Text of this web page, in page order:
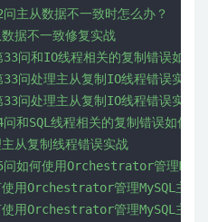
从数据不一致时怎么办？
据不一致修复实战
问和IO线程相关的复制错误如何
问处理主从复制IO线程错误实战
问处理主从复制IO线程错误实战
SQL线程相关的复制错误如何处
从复制线程错误实战
如何使用Orchestrator管理
用Orchestrator管理MySQL主从
用Orchestrator管理MySQL主从